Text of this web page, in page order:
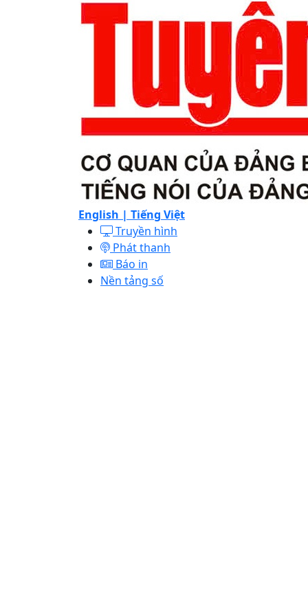
English | Tiếng Việt
Truyền hình
Phát thanh
Báo in
Nền tảng số